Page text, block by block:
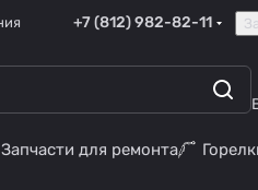
+7 (812) 982-82-11
Запчасти для ремонта